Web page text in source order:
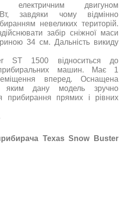
електричним двигуном
завдяки чому відмінно
невеликих територій.
забір сніжної маси
34 см. Дальність викиду
ST 1500 відноситься до
машин. Має 1
вперед. Оснащена
яким дану модель зручно
прибирання прямих і рівних
Texas Snow Buster